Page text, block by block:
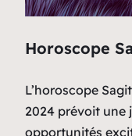
Horoscope
L’horoscope
2024 prévoit une
opportunités